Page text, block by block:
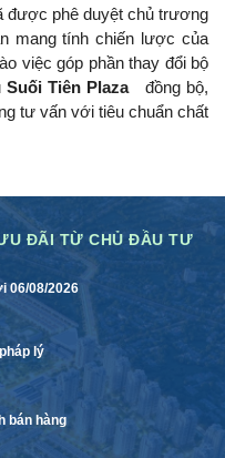
phê duyệt chủ trương
mang tính chiến lược của
việc góp phần thay đổi bộ
Suối Tiên Plazađồng bộ,
tư vấn với tiêu chuẩn chất
ĐÃI TỪ CHỦ ĐẦU TƯ
06/08/2026
lý
bán hàng